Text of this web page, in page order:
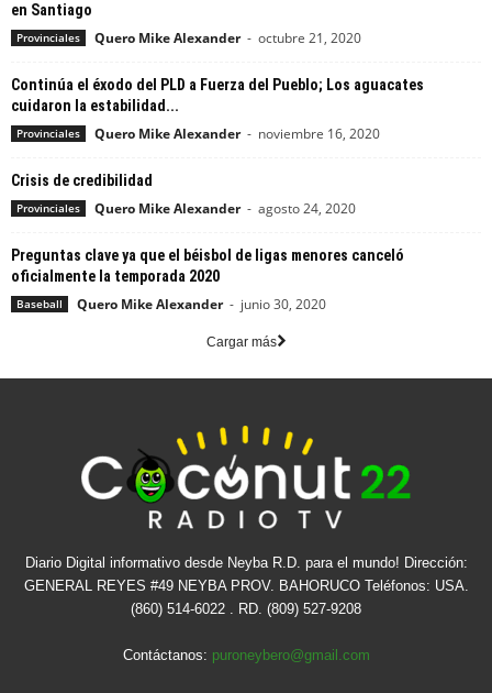
en Santiago
Provinciales Quero Mike Alexander - octubre 21, 2020
Continúa el éxodo del PLD a Fuerza del Pueblo; Los aguacates
cuidaron la estabilidad...
Provinciales Quero Mike Alexander - noviembre 16, 2020
Crisis de credibilidad
Provinciales Quero Mike Alexander - agosto 24, 2020
Preguntas clave ya que el béisbol de ligas menores canceló
oficialmente la temporada 2020
Baseball Quero Mike Alexander - junio 30, 2020
Cargar más
Diario Digital informativo desde Neyba R.D. para el mundo! Dirección:
GENERAL REYES #49 NEYBA PROV. BAHORUCO Teléfonos: USA.
(860) 514-6022 . RD. (809) 527-9208
Contáctanos: puroneybero@gmail.com